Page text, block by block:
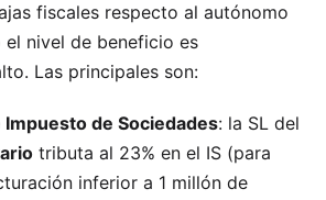
fiscales respecto al autónomo
nivel de beneficio es
Las principales son:
de Sociedades: la SL del
tributa al 23% en el IS (para
inferior a 1 millón de